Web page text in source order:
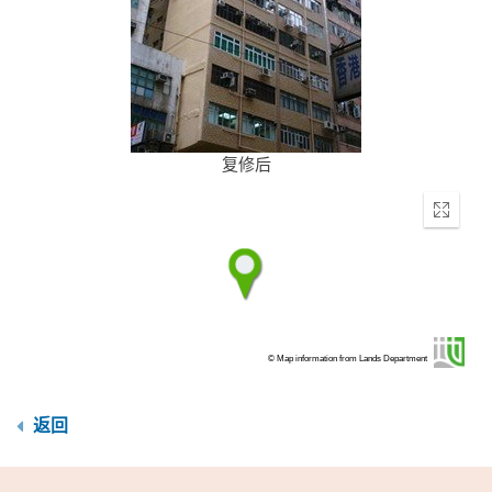
复修后
Enter
© Map information from Lands Department
返回